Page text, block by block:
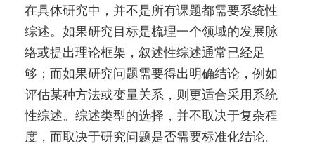
在具体研究中，并不是所有课题都需要系统性
综述。如果研究目标是梳理一个领域的发展脉
络或提出理论框架，叙述性综述通常已经足
够；而如果研究问题需要得出明确结论，例如
评估某种方法或变量关系，则更适合采用系统
性综述。综述类型的选择，并不取决于复杂程
度，而取决于研究问题是否需要标准化结论。